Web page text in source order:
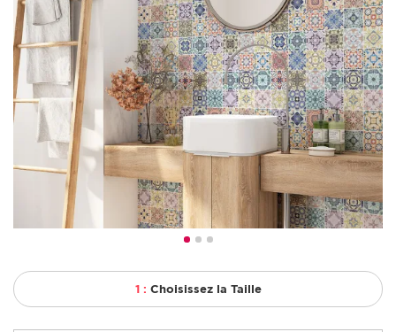
1 : Choisissez la Taille